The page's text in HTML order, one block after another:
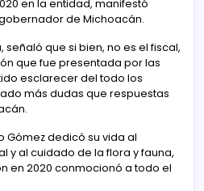
en la entidad, manifestó
de Michoacán.
señaló que si bien, no es el fiscal,
que fue presentada por las
esclarecer del todo los
más dudas que respuestas
Gómez dedicó su vida al
y al cuidado de la flora y fauna,
en 2020 conmocionó a todo el